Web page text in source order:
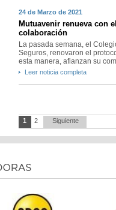
24 de Marzo de 2021
Mutuavenir renueva con
colaboración
La pasada semana, el
Seguros, renovaron el
esta manera, afianzan su
Leer noticia completa
1 2 Siguiente